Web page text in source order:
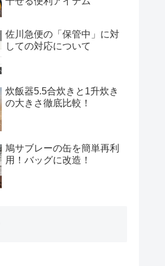
佐川急便の「保管中」に対
しての対応について
炊飯器5.5合炊きと1升炊き
の大きさ徹底比較！
鳩サブレーの缶を簡単再利
用！バッグに改造！